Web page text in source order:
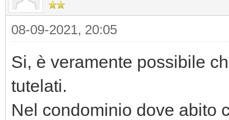
08-09-2021, 20:05
Si, è veramente possibile
tutelati.
Nel condominio dove abito